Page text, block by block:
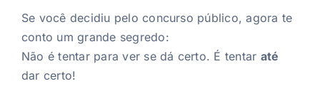
Se você decidiu pelo concurso público, agora te
conto um grande segredo:
Não é tentar para ver se dá certo. É tentar até
dar certo!